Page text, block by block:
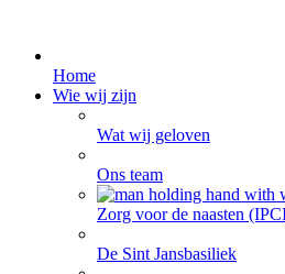
Home
Wie wij zijn
Wat wij geloven
Ons team
Zorg voor de naasten
De Sint Jansbasiliek